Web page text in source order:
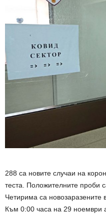
288 са новите случаи на
теста. Положителните проби
Четирима са новозаразените
Към 0:00 часа на 29 ноември